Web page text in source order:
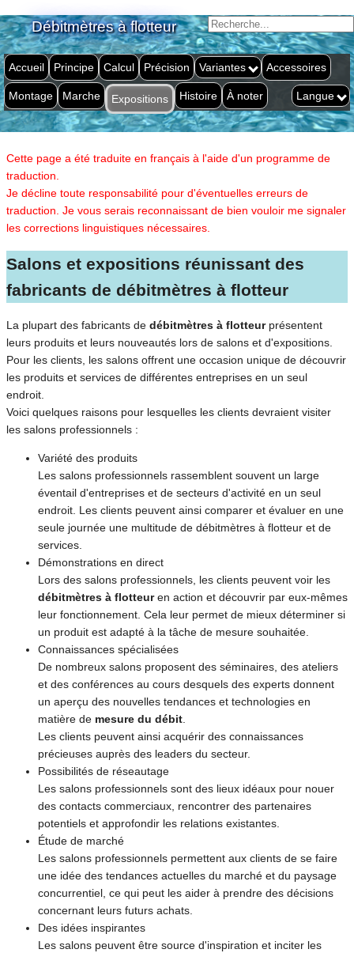
Débitmètres à flotteur
Accueil Principe Calcul Précision Variantes Accessoires
Montage Marche Expositions Histoire À noter Langue
Cette page a été traduite en français à l'aide d'un programme de
traduction.
Je décline toute responsabilité pour d'éventuelles erreurs de
traduction. Je vous serais reconnaissant de bien vouloir me signaler
les corrections linguistiques nécessaires.
Salons et expositions réunissant des
fabricants de débitmètres à flotteur
La plupart des fabricants de débitmètres à flotteurprésentent
leurs produits et leurs nouveautés lors de salons et d'expositions.
Pour les clients, les salons offrent une occasion unique de découvrir
les produits et services de différentes entreprises en un seul
endroit.
Voici quelques raisons pour lesquelles les clients devraient visiter
les salons professionnels :
Variété des produits
Les salons professionnels rassemblent souvent un large
éventail d'entreprises et de secteurs d'activité en un seul
endroit. Les clients peuvent ainsi comparer et évaluer en une
seule journée une multitude de débitmètres à flotteur et de
services.
Démonstrations en direct
Lors des salons professionnels, les clients peuvent voir les
débitmètres à flotteuren action et découvrir par eux-mêmes
leur fonctionnement. Cela leur permet de mieux déterminer si
un produit est adapté à la tâche de mesure souhaitée.
Connaissances spécialisées
De nombreux salons proposent des séminaires, des ateliers
et des conférences au cours desquels des experts donnent
un aperçu des nouvelles tendances et technologies en
matière de mesure du débit.
Les clients peuvent ainsi acquérir des connaissances
précieuses auprès des leaders du secteur.
Possibilités de réseautage
Les salons professionnels sont des lieux idéaux pour nouer
des contacts commerciaux, rencontrer des partenaires
potentiels et approfondir les relations existantes.
Étude de marché
Les salons professionnels permettent aux clients de se faire
une idée des tendances actuelles du marché et du paysage
concurrentiel, ce qui peut les aider à prendre des décisions
concernant leurs futurs achats.
Des idées inspirantes
Les salons peuvent être source d'inspiration et inciter les